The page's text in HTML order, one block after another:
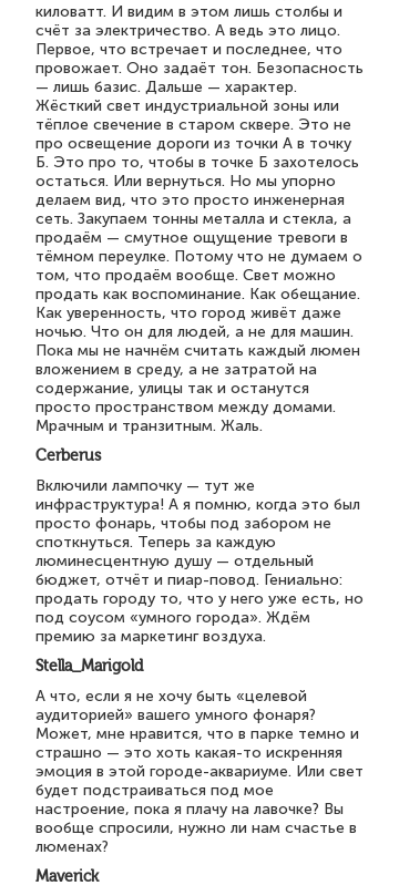
киловатт. И видим в этом лишь столбы и
счёт за электричество. А ведь это лицо.
Первое, что встречает и последнее, что
провожает. Оно задаёт тон. Безопасность
— лишь базис. Дальше — характер.
Жёсткий свет индустриальной зоны или
тёплое свечение в старом сквере. Это не
про освещение дороги из точки А в точку
Б. Это про то, чтобы в точке Б захотелось
остаться. Или вернуться. Но мы упорно
делаем вид, что это просто инженерная
сеть. Закупаем тонны металла и стекла, а
продаём — смутное ощущение тревоги в
тёмном переулке. Потому что не думаем о
том, что продаём вообще. Свет можно
продать как воспоминание. Как обещание.
Как уверенность, что город живёт даже
ночью. Что он для людей, а не для машин.
Пока мы не начнём считать каждый люмен
вложением в среду, а не затратой на
содержание, улицы так и останутся
просто пространством между домами.
Мрачным и транзитным. Жаль.
Cerberus
Включили лампочку — тут же
инфраструктура! А я помню, когда это был
просто фонарь, чтобы под забором не
споткнуться. Теперь за каждую
люминесцентную душу — отдельный
бюджет, отчёт и пиар-повод. Гениально:
продать городу то, что у него уже есть, но
под соусом «умного города». Ждём
премию за маркетинг воздуха.
Stella_Marigold
А что, если я не хочу быть «целевой
аудиторией» вашего умного фонаря?
Может, мне нравится, что в парке темно и
страшно — это хоть какая-то искренняя
эмоция в этой городе-аквариуме. Или свет
будет подстраиваться под мое
настроение, пока я плачу на лавочке? Вы
вообще спросили, нужно ли нам счастье в
люменах?
Maverick